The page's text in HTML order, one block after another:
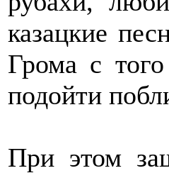
казацкие
Грома с
подойти
При этом